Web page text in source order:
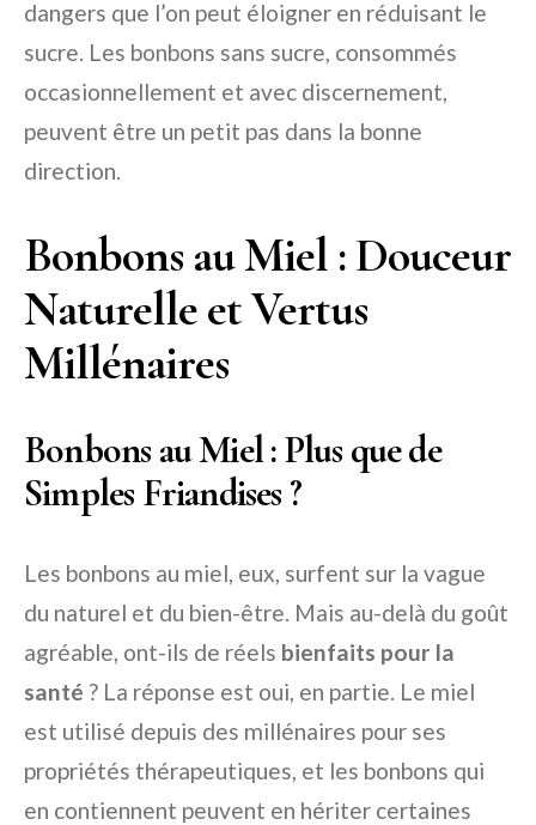
dangers que l’on peut éloigner en réduisant le
sucre. Les bonbons sans sucre, consommés
occasionnellement et avec discernement,
peuvent être un petit pas dans la bonne
direction.
Bonbons au Miel : Douceur
Naturelle et Vertus
Millénaires
Bonbons au Miel : Plus que de
Simples Friandises ?
Les bonbons au miel, eux, surfent sur la vague
du naturel et du bien-être. Mais au-delà du goût
agréable, ont-ils de réels bienfaits pour la
santé ? La réponse est oui, en partie. Le miel
est utilisé depuis des millénaires pour ses
propriétés thérapeutiques, et les bonbons qui
en contiennent peuvent en hériter certaines